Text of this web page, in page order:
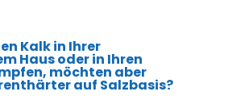
Kalk in Ihrer
Haus oder in Ihren
möchten aber
auf Salzbasis?